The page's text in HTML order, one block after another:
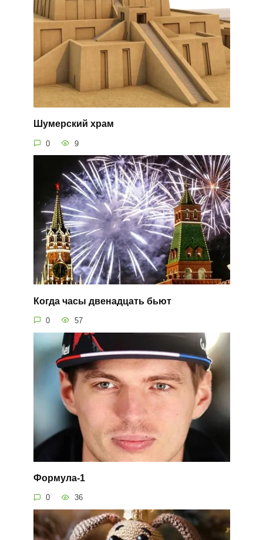
Шумерский храм
0 9
Когда часы двенадцать бьют
0 57
Формула-1
0 36